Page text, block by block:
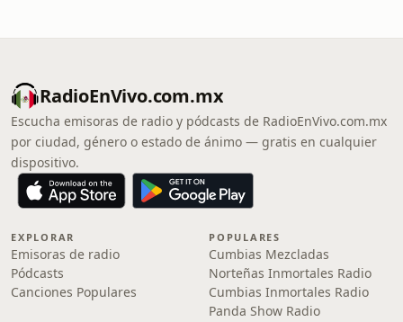
RadioEnVivo.com.mx
Escucha emisoras de radio y pódcasts de RadioEnVivo.com.mx
por ciudad, género o estado de ánimo — gratis en cualquier
dispositivo.
EXPLORAR
Emisoras de radio
Pódcasts
Canciones Populares
POPULARES
Cumbias Mezcladas
Norteñas Inmortales Radio
Cumbias Inmortales Radio
Panda Show Radio